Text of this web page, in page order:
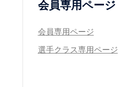
会員専用ページ
会員専用ページ
選手クラス専用ページ